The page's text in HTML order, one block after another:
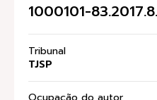
1000101-
Tribunal
TJSP